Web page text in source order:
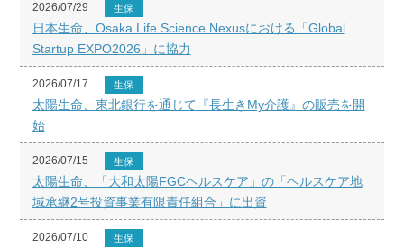
2026/07/29 生保
日本生命、Osaka Life Science Nexusにおける「Global
Startup EXPO2026」に協力
2026/07/17 生保
太陽生命、東北銀行を通じて『長生きMy介護』の販売を開
始
2026/07/15 生保
太陽生命、「大和太陽FGCヘルスケア」の「ヘルスケア地
域承継2号投資事業有限責任組合」に出資
2026/07/10 生保